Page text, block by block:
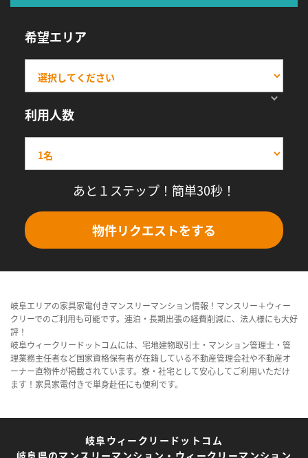
希望エリア
利用人数
あと１ステップ！簡単30秒！
物件リクエストをする
岐阜エリアの家具家電付きマンスリーマンション情報！マンスリー＋ウィー
クリーでのご利用も可能です。連泊・長期出張の経費削減に、法人様にも大好
評！
岐阜ウィークリードットコムには、宅地建物取引士・マンション管理士・管
理業務主任者など国家資格保有者が在籍している不動産管理会社や不動産オ
ーナー直物件が掲載されています。寮・社宅として安心してご利用いただけ
ます！家具家電付きで単身赴任にも便利です。
岐阜ウィークリードットコム
岐阜県のマンスリーマンション・ウィークリーマンション